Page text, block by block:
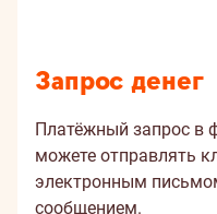
Запрос денег
Платёжный запрос в
можете отправлять
электронным
сообщением.